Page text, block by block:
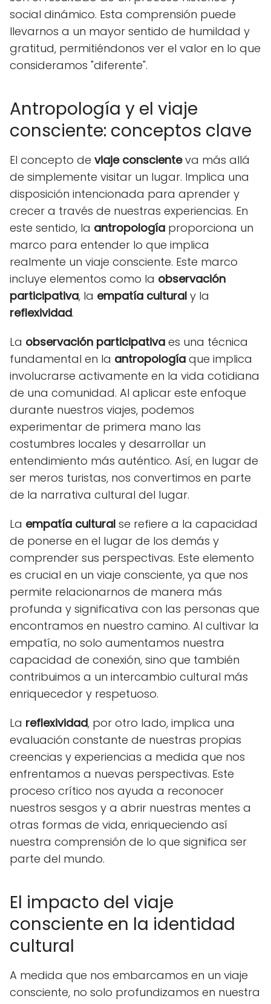
social dinámico. Esta comprensión puede
llevarnos a un mayor sentido de humildad y
gratitud, permitiéndonos ver el valor en lo que
consideramos "diferente".
Antropología y el viaje
consciente: conceptos clave
El concepto de viaje conscienteva más allá
de simplemente visitar un lugar. Implica una
disposición intencionada para aprender y
crecer a través de nuestras experiencias. En
este sentido, la antropología proporciona un
marco para entender lo que implica
realmente un viaje consciente. Este marco
incluye elementos como la observación
participativa, la empatía cultural y la
reflexividad.
La observación participativa es una técnica
fundamental en la antropología que implica
involucrarse activamente en la vida cotidiana
de una comunidad. Al aplicar este enfoque
durante nuestros viajes, podemos
experimentar de primera mano las
costumbres locales y desarrollar un
entendimiento más auténtico. Así, en lugar de
ser meros turistas, nos convertimos en parte
de la narrativa cultural del lugar.
La empatía cultural se refiere a la capacidad
de ponerse en el lugar de los demás y
comprender sus perspectivas. Este elemento
es crucial en un viaje consciente, ya que nos
permite relacionarnos de manera más
profunda y significativa con las personas que
encontramos en nuestro camino. Al cultivar la
empatía, no solo aumentamos nuestra
capacidad de conexión, sino que también
contribuimos a un intercambio cultural más
enriquecedor y respetuoso.
La reflexividad, por otro lado, implica una
evaluación constante de nuestras propias
creencias y experiencias a medida que nos
enfrentamos a nuevas perspectivas. Este
proceso crítico nos ayuda a reconocer
nuestros sesgos y a abrir nuestras mentes a
otras formas de vida, enriqueciendo así
nuestra comprensión de lo que significa ser
parte del mundo.
El impacto del viaje
consciente en la identidad
cultural
A medida que nos embarcamos en un viaje
consciente, no solo profundizamos en nuestra